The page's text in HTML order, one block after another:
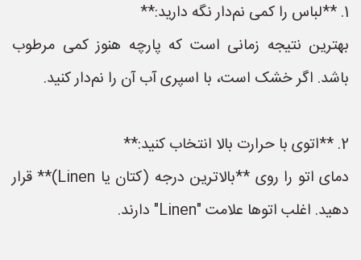
1. **لباس را کمی نم‌دار نگه دارید:**
بهترین نتیجه زمانی است که پارچه هنوز کمی مرطوب
باشد. اگر خشک است، با اسپری آب آن را نم‌دار کنید.
2. **اتوی با حرارت بالا انتخاب کنید:**
دمای اتو را روی **بالاترین درجه (کتان یا Linen)** قرار
دهید. اغلب اتوها علامت "Linen" دارند.